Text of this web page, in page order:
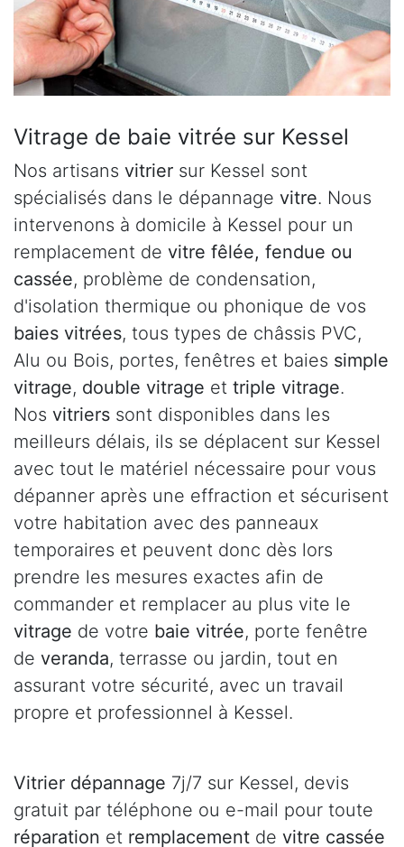
Vitrage de baie vitrée sur Kessel
Nos artisans vitrier sur Kessel sont
spécialisés dans le dépannage vitre. Nous
intervenons à domicile à Kessel pour un
remplacement de vitre fêlée, fendue ou
cassée, problème de condensation,
d'isolation thermique ou phonique de vos
baies vitrées, tous types de châssis PVC,
Alu ou Bois, portes, fenêtres et baies simple
vitrage, double vitrage et triple vitrage.
Nos vitriers sont disponibles dans les
meilleurs délais, ils se déplacent sur Kessel
avec tout le matériel nécessaire pour vous
dépanner après une effraction et sécurisent
votre habitation avec des panneaux
temporaires et peuvent donc dès lors
prendre les mesures exactes afin de
commander et remplacer au plus vite le
vitrage de votre baie vitrée, porte fenêtre
de veranda, terrasse ou jardin, tout en
assurant votre sécurité, avec un travail
propre et professionnel à Kessel.
Vitrier dépannage 7j/7 sur Kessel, devis
gratuit par téléphone ou e-mail pour toute
réparation et remplacement de vitre cassée